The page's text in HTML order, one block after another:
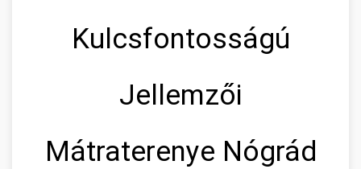
Kulcsfontosságú
Jellemzői
Mátraterenye Nógrád